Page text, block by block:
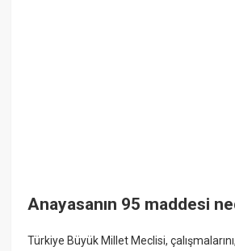
Anayasanın 95 maddesi
Türkiye Büyük Millet Meclisi,